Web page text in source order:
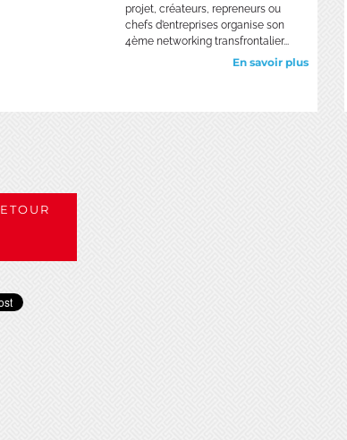
projet, créateurs, repreneurs ou
chefs d’entreprises organise son
4ème networking transfrontalier...
En savoir plus